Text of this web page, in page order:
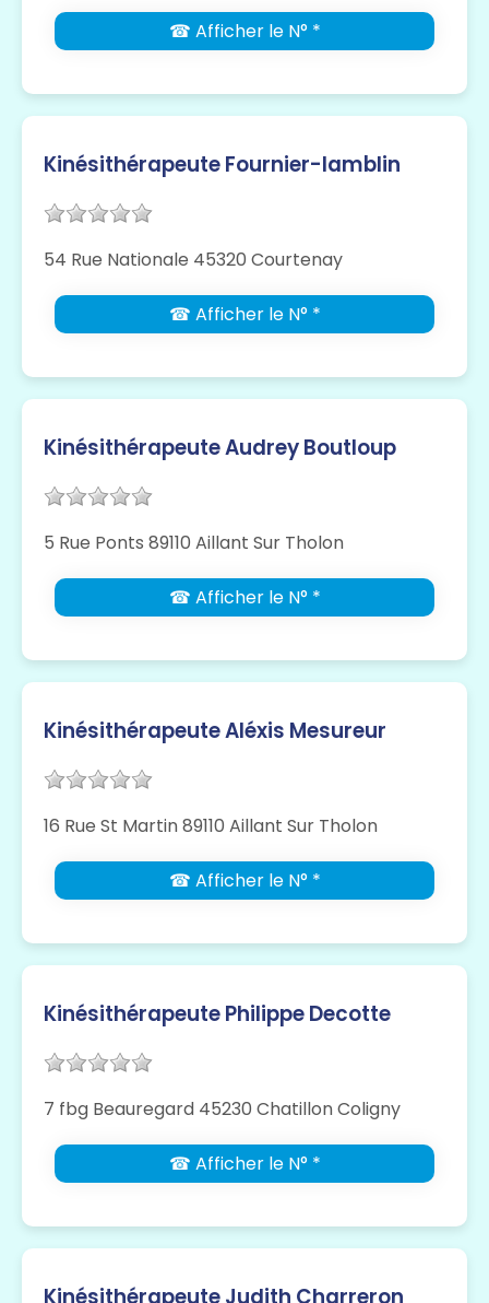
☎ Afficher le N° *
Kinésithérapeute Fournier-lamblin
54 Rue Nationale 45320 Courtenay
☎ Afficher le N° *
Kinésithérapeute Audrey Boutloup
5 Rue Ponts 89110 Aillant Sur Tholon
☎ Afficher le N° *
Kinésithérapeute Aléxis Mesureur
16 Rue St Martin 89110 Aillant Sur Tholon
☎ Afficher le N° *
Kinésithérapeute Philippe Decotte
7 fbg Beauregard 45230 Chatillon Coligny
☎ Afficher le N° *
Kinésithérapeute Judith Charreron